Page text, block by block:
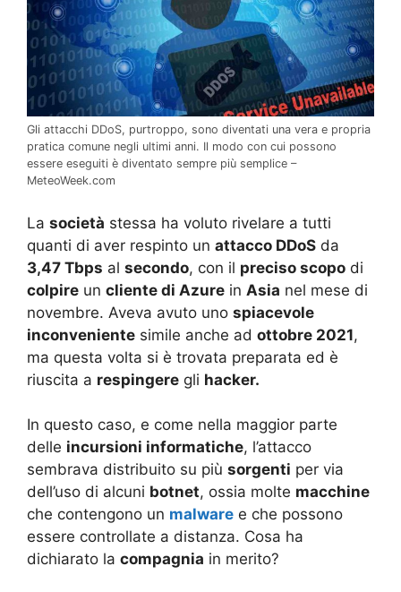
Gli attacchi DDoS, purtroppo, sono diventati una vera e propria
pratica comune negli ultimi anni. Il modo con cui possono
essere eseguiti è diventato sempre più semplice –
MeteoWeek.com
La società stessa ha voluto rivelare a tutti
quanti di aver respinto un attacco DDoS da
3,47 Tbps al secondo, con il preciso scopo di
colpire un cliente di Azure in Asia nel mese di
novembre. Aveva avuto uno spiacevole
inconveniente simile anche ad ottobre 2021,
ma questa volta si è trovata preparata ed è
riuscita a respingere gli hacker.
In questo caso, e come nella maggior parte
delle incursioni informatiche, l’attacco
sembrava distribuito su più sorgenti per via
dell’uso di alcuni botnet, ossia molte macchine
che contengono un malware e che possono
essere controllate a distanza. Cosa ha
dichiarato la compagnia in merito?